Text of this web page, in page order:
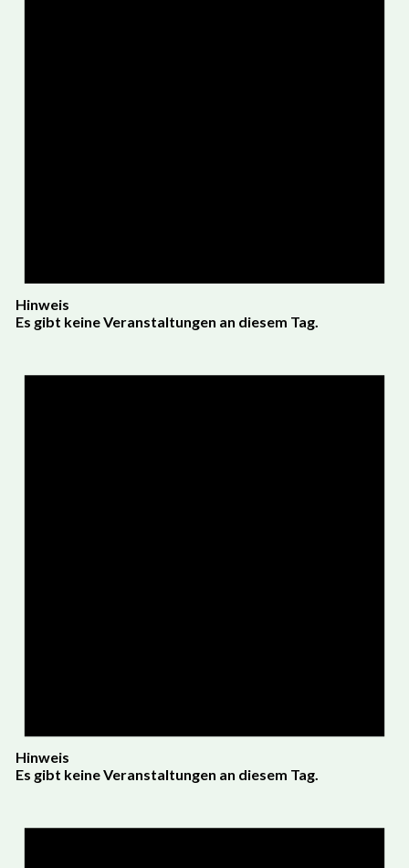
Hinweis
Es gibt keine Veranstaltungen an diesem Tag.
Hinweis
Es gibt keine Veranstaltungen an diesem Tag.